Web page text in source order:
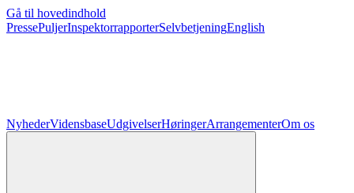
Gå til hovedindhold
PressePuljerInspektorrapporterSelvbetjeningEnglish
NyhederVidensbaseUdgivelserHøringerArrangementerOm os